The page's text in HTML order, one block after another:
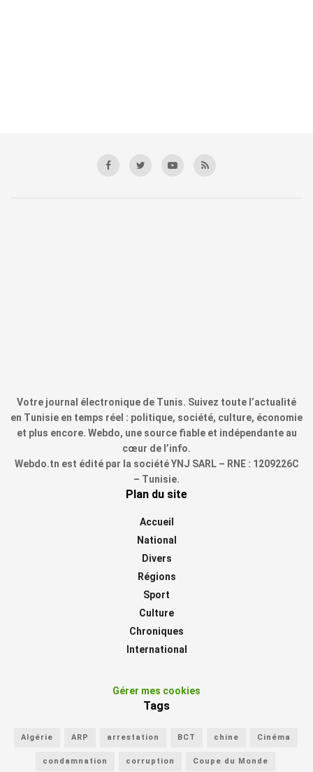
Votre journal électronique de Tunis. Suivez toute l’actualité
en Tunisie en temps réel : politique, société, culture, économie
et plus encore. Webdo, une source fiable et indépendante au
cœur de l’info.
Webdo.tn est édité par la société YNJ SARL – RNE : 1209226C
– Tunisie.
Plan du site
Accueil
National
Divers
Régions
Sport
Culture
Chroniques
International
Gérer mes cookies
Tags
Algérie ARP arrestation BCT chine Cinéma
condamnation corruption Coupe du Monde